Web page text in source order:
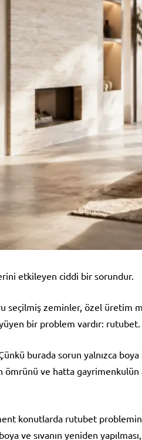
etkileyen ciddi bir sorundur.
seçilmiş zeminler, özel üretim
bir problem vardır: rutubet.
burada sorun yalnızca
ve hatta gayrimenkulün
konutlarda rutubet
ve sıvanın yeniden